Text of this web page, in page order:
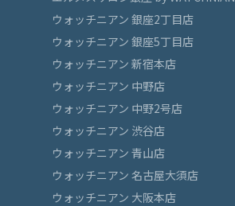
ウォッチニアン 銀座2丁目店
ウォッチニアン 銀座5丁目店
ウォッチニアン 新宿本店
ウォッチニアン 中野店
ウォッチニアン 中野2号店
ウォッチニアン 渋谷店
ウォッチニアン 青山店
ウォッチニアン 名古屋大須店
ウォッチニアン 大阪本店